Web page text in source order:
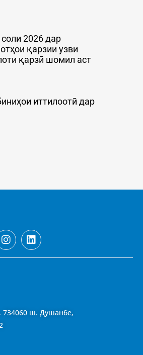
2026 дар
қарзии узви
қарзӣ шомил аст
иттилоотӣ дар
734060 ш. Душанбе,